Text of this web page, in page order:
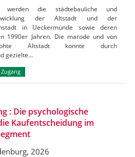
werden die städtebauliche und
der Altstadt und der
in Ueckermünde sowie deren
1990er Jahren. Die marode und von
Altstadt konnte durch
gezielte…
Zugang
: Die psychologische
Kaufentscheidung im
2026